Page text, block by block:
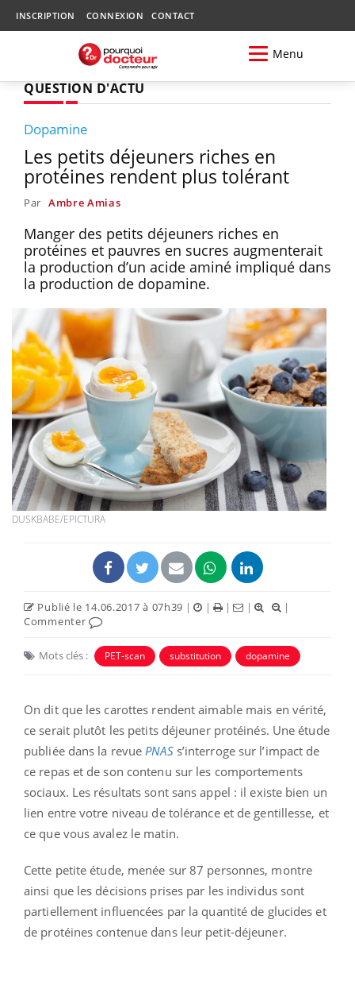
INSCRIPTION CONNEXION CONTACT
Menu
QUESTION D'ACTU
Dopamine
Les petits déjeuners riches en
protéines rendent plus tolérant
Par Ambre Amias
Manger des petits déjeuners riches en
protéines et pauvres en sucres augmenterait
la production d’un acide aminé impliqué dans
la production de dopamine.
DUSKBABE/EPICTURA
Publié le 14.06.2017 à 07h39 | | | |
|
Commenter
Mots clés : PET-scan substitution dopamine
On dit que les carottes rendent aimable mais en vérité,
ce serait plutôt les petits déjeuner protéinés. Une étude
publiée dans la revuePNASs’interroge sur l’impact de
ce repas et de son contenu sur les comportements
sociaux. Les résultats sont sans appel : il existe bien un
lien entre votre niveau de tolérance et de gentillesse, et
ce que vous avalez le matin.
Cette petite étude, menée sur 87 personnes, montre
ainsi que les décisions prises par les individus sont
partiellement influencées par la quantité de glucides et
de protéines contenue dans leur petit-déjeuner.